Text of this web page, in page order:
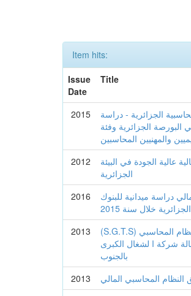
Item hits:
Issue
Date
Title
2015
الجزائرية - دراسة
البورصة الجزائرية وفئة
2012
عالية الجودة في البيئة
الجزائرية
2016
دراسة ميدانية للبنوك
الجزائرية خلال سنة 2015
2013
(S.G.T.S) أثر المعالجة المحاسبية للائتمان الإيجاري وفق النظام المحاسبي
شركة ا لشغال الكبرى
بالجنوب
2013 النظام المحاسبي المالي